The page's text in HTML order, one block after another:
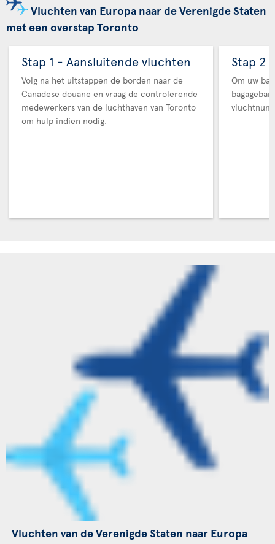
Vluchten van Europa naar de Verenigde Staten
met een overstap Toronto
Stap 1 - Aansluitende vluchten
Volg na het uitstappen de borden naar de
Canadese douane en vraag de controlerende
medewerkers van de luchthaven van Toronto
om hulp indien nodig.
Stap 2
Om uw
Vluchten van de Verenigde Staten naar Europa